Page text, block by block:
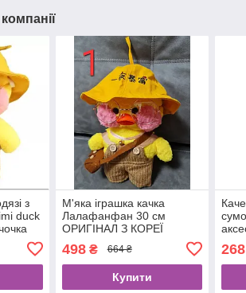
з
duck
М'яка іграшка качка
Лалафанфан 30 см
ОРИГІНАЛ З КОРЕЇ
498₴ 664 ₴
Купити
268